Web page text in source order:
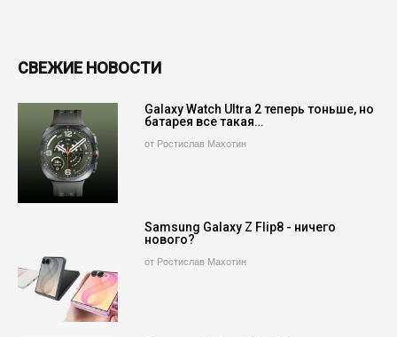
СВЕЖИЕ НОВОСТИ
Galaxy Watch Ultra 2 теперь тоньше, но
батарея все такая…
от Ростислав Махотин
Samsung Galaxy Z Flip8 - ничего
нового?
от Ростислав Махотин